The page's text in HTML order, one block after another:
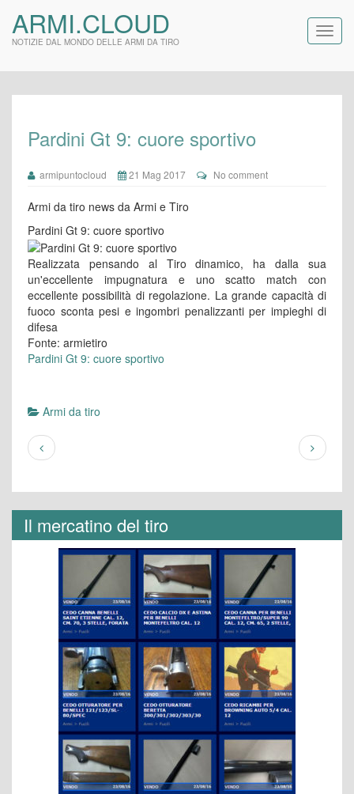
ARMI.CLOUD
NOTIZIE DAL MONDO DELLE ARMI DA TIRO
Pardini Gt 9: cuore sportivo
armipuntocloud 21 Mag 2017 No comment
Armi da tiro news da Armi e Tiro
Pardini Gt 9: cuore sportivo
Realizzata pensando al Tiro dinamico, ha dalla sua
un'eccellente impugnatura e uno scatto match con
eccellente possibilità di regolazione. La grande capacità di
fuoco sconta pesi e ingombri penalizzanti per impieghi di
difesa
Fonte: armietiro
Pardini Gt 9: cuore sportivo
Armi da tiro
Il mercatino del tiro